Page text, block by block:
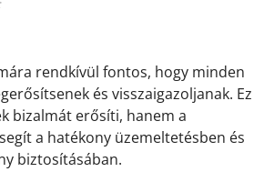
rendkívül fontos, hogy minden
és visszaigazoljanak. Ez
bizalmát erősíti, hanem a
a hatékony üzemeltetésben és
biztosításában.